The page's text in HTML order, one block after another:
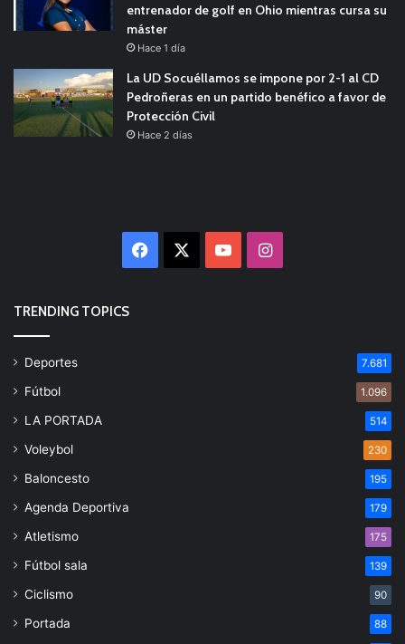
entrenador de golf en Ohio mientras cursa su
máster
Hace 1 día
La UD Socuéllamos se impone por 2-1 al CD
Pedroñeras en un partido benéfico a favor de
Protección Civil
Hace 2 días
Facebook YouTubeInstagram
TRENDING TOPICS
Deportes 7.681
Fútbol 1.096
LA PORTADA 514
Voleybol 230
Baloncesto 195
Agenda Deportiva 179
Atletismo 175
Fútbol sala 139
Ciclismo 90
Portada 88